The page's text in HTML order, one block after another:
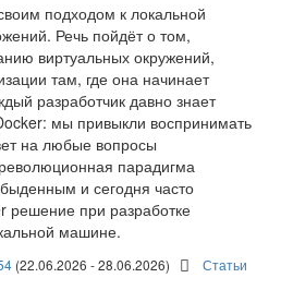
подходом к локальной
Речь пойдёт о том,
виртуальных окружений,
там, где она начинает
разработчик давно знает
мы привыкли воспринимать
на любые вопросы
парадигма
и сегодня часто
решение при разработке
машине.
(22.06.2026 - 28.06.2026) Статьи